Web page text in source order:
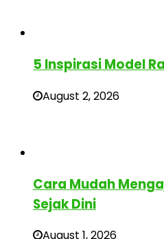
5 Inspirasi Model
August 2, 2026
Cara Mudah
Sejak Dini
August 1, 2026